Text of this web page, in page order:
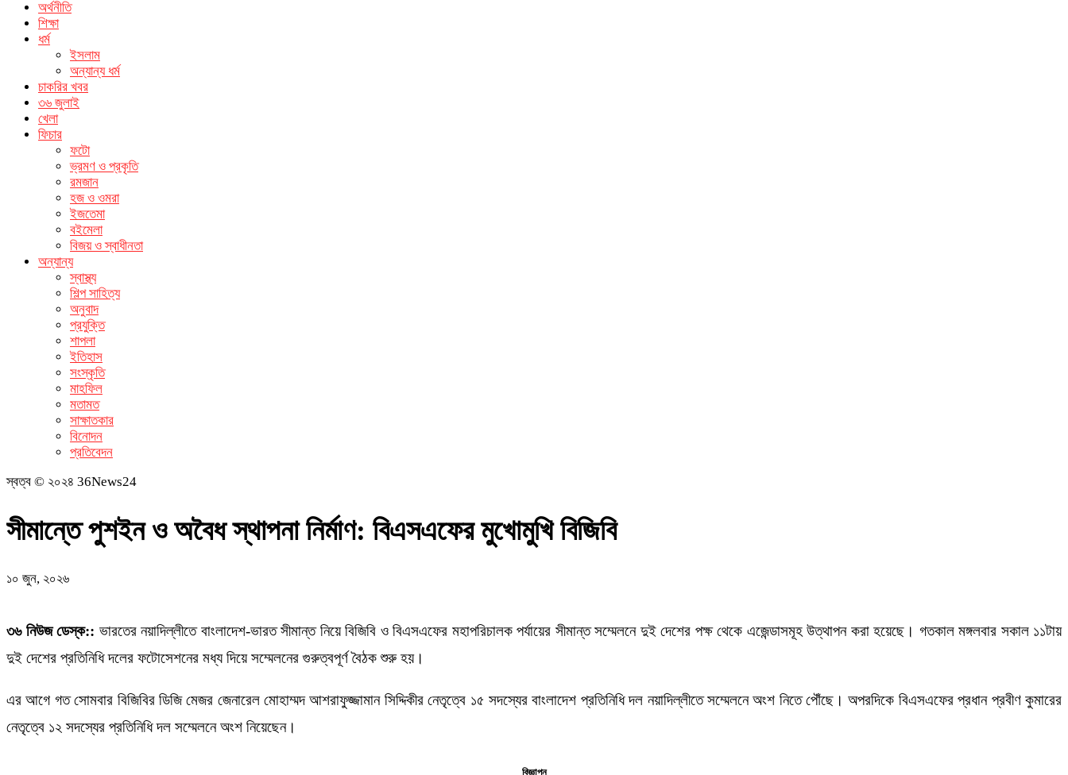
অর্থনীতি
শিক্ষা
ধর্ম
ইসলাম
অন্যান্য ধর্ম
চাকরির খবর
৩৬ জুলাই
খেলা
ফিচার
ফটো
ভ্রমণ ও প্রকৃতি
রমজান
হজ ও ওমরা
ইজতেমা
বইমেলা
বিজয় ও স্বাধীনতা
অন্যান্য
স্বাস্থ্য
শিল্প সাহিত্য
অনুবাদ
প্রযুক্তি
শাপলা
ইতিহাস
সংস্কৃতি
মাহফিল
মতামত
সাক্ষাতকার
বিনোদন
প্রতিবেদন
স্বত্ব © ২০২৪ 36News24
সীমান্তে পুশইন ও অবৈধ স্থাপনা নির্মাণ: বিএসএফের মুখোমুখি বিজিবি
১০ জুন, ২০২৬
৩৬ নিউজ ডেস্ক:: ভারতের নয়াদিল্লীতে বাংলাদেশ-ভারত সীমান্ত নিয়ে বিজিবি ও বিএসএফের মহাপরিচালক পর্যায়ের সীমান্ত সম্মেলনে দুই দেশের পক্ষ থেকে এজেন্ডাসমূহ উত্থাপন করা হয়েছে। গতকাল মঙ্গলবার সকাল ১১টায়
দুই দেশের প্রতিনিধি দলের ফটোসেশনের মধ্য দিয়ে সম্মেলনের গুরুত্বপূর্ণ বৈঠক শুরু হয়।
এর আগে গত সোমবার বিজিবির ডিজি মেজর জেনারেল মোহাম্মদ আশরাফুজ্জামান সিদ্দিকীর নেতৃত্বে ১৫ সদস্যের বাংলাদেশ প্রতিনিধি দল নয়াদিল্লীতে সম্মেলনে অংশ নিতে পৌঁছে। অপরদিকে বিএসএফের প্রধান প্রবীণ কুমারের
নেতৃত্বে ১২ সদস্যের প্রতিনিধি দল সম্মেলনে অংশ নিয়েছেন।